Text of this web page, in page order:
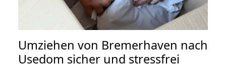
Umziehen von Bremerhaven nach
Usedom sicher und stressfrei